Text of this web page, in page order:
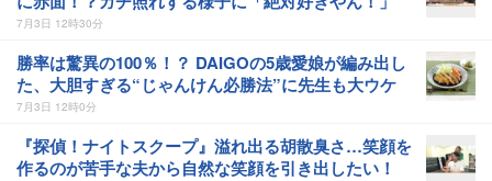
7月3日 12時30分
勝率は驚異の100％！？ DAIGOの5歳愛娘が編み出し
た、大胆すぎる“じゃんけん必勝法”に先生も大ウケ
7月3日 12時0分
『探偵！ナイトスクープ』溢れ出る胡散臭さ…笑顔を
作るのが苦手な夫から自然な笑顔を引き出したい！